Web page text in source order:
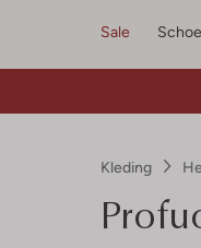
Sale
Kleding